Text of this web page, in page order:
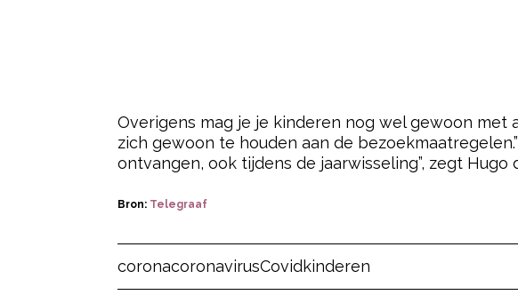
Overigens mag je je kinderen nog wel gewoon met
zich gewoon te houden aan de
ontvangen, ook tijdens de jaarwisseling”, zegt
Bron: Telegraaf
Post Views: 5
coronacoronavirusCovidkinderen